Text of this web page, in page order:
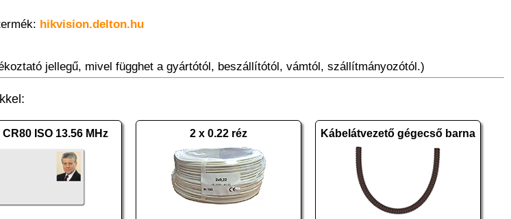
hikvision.delton.hu
jellegű, mivel függhet a gyártótól, beszállítótól, vámtól, szállítmányozótól.)
CR80 ISO 13.56 MHz 2 x 0.22 réz Kábelátvezető gégecső barna